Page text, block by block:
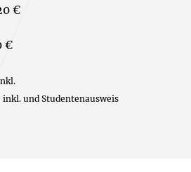
€
€
inkl. und Studentenausweis